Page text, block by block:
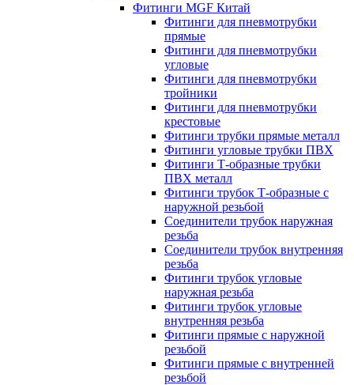
Фитинги MGF Китай
Фитинги для пневмотрубки
прямые
Фитинги для пневмотрубки
угловые
Фитинги для пневмотрубки
тройники
Фитинги для пневмотрубки
крестовые
Фитинги трубки прямые металл
Фитинги угловые трубки ПВХ
Фитинги Т-образные трубки
ПВХ металл
Фитинги трубок Т-образные с
наружной резьбой
Соединители трубок наружная
резьба
Соединители трубок внутренняя
резьба
Фитинги трубок угловые
наружная резьба
Фитинги трубок угловые
внутренняя резьба
Фитинги прямые с наружной
резьбой
Фитинги прямые с внутренней
резьбой